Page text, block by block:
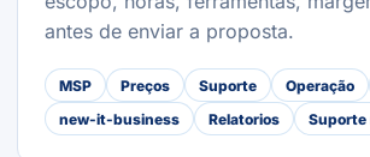
antes de enviar a proposta.
MSP Preços Suporte Operação
new-it-business
Relatorios Suporte